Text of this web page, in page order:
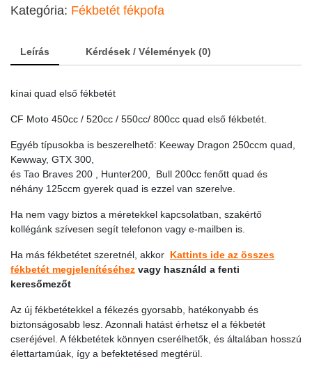
450
550
quantity
Kategória: Fékbetét fékpofa
Leírás Kérdések / Vélemények (0)
kínai quad első fékbetét
CF Moto 450cc / 520cc / 550cc/ 800cc quad első fékbetét.
Egyéb típusokba is beszerelhető: Keeway Dragon 250ccm quad,
Kewway, GTX 300,
és Tao Braves 200 , Hunter200, Bull 200cc fenőtt quad és
néhány 125ccm gyerek quad is ezzel van szerelve.
Ha nem vagy biztos a méretekkel kapcsolatban, szakértő
kollégánk szívesen segít telefonon vagy e-mailben is.
Ha más fékbetétet szeretnél, akkor Kattints ide az összes
fékbetét megjelenítéséhez vagy használd a fenti
keresőmezőt
Az új fékbetétekkel a fékezés gyorsabb, hatékonyabb és
biztonságosabb lesz. Azonnali hatást érhetsz el a fékbetét
cseréjével. A fékbetétek könnyen cserélhetők, és általában hosszú
élettartamúak, így a befektetésed megtérül.